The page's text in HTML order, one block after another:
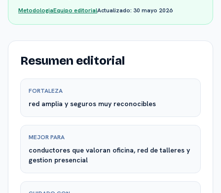
MetodologiaEquipo editorialActualizado: 30 mayo 2026
Resumen editorial
FORTALEZA
red amplia y seguros muy reconocibles
MEJOR PARA
conductores que valoran oficina, red de talleres y
gestion presencial